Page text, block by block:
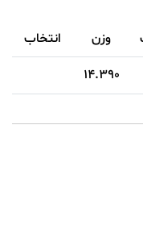
وزن انتخاب
14.390